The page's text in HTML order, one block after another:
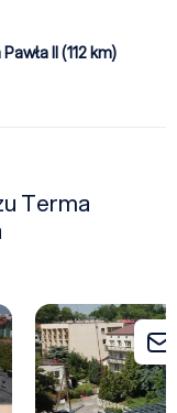
II (112 km)
Terma
Willa Zdrojowa